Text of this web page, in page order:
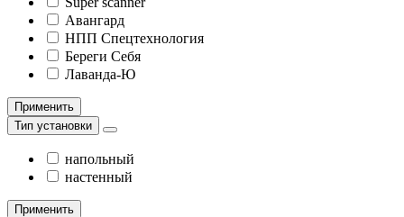
Авангард
НПП Спецтехнология
Береги Себя
Лаванда-Ю
Применить
Тип установки
напольный
настенный
Применить